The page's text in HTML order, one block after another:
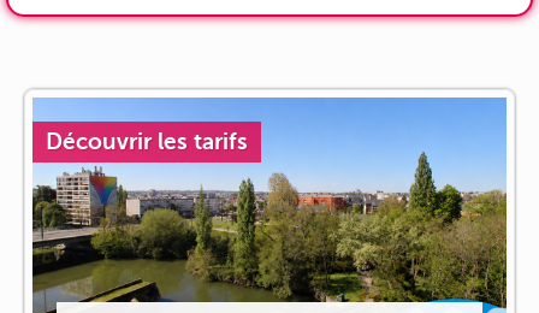
Découvrir les tarifs